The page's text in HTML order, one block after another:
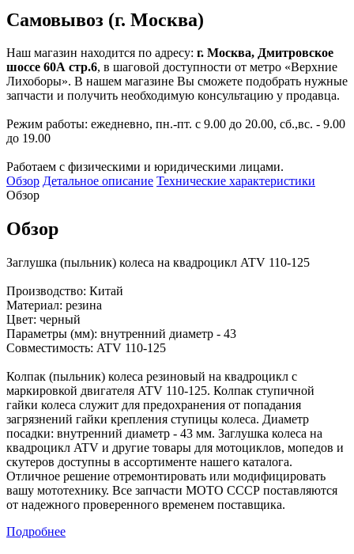
Самовывоз (г. Москва)
Наш магазин находится по адресу: г. Москва, Дмитровское
шоссе 60А стр.6, в шаговой доступности от метро «Верхние
Лихоборы». В нашем магазине Вы сможете подобрать нужные
запчасти и получить необходимую консультацию у продавца.
Режим работы: ежедневно, пн.-пт. с 9.00 до 20.00, сб.,вс. - 9.00
до 19.00
Работаем с физическими и юридическими лицами.
Обзор Детальное описание Технические характеристики
Обзор
Обзор
Заглушка (пыльник) колеса на квадроцикл ATV 110-125
Производство: Китай
Материал: резина
Цвет: черный
Параметры (мм): внутренний диаметр - 43
Совместимость: ATV 110-125
Колпак (пыльник) колеса резиновый на квадроцикл с
маркировкой двигателя ATV 110-125. Колпак ступичной
гайки колеса служит для предохранения от попадания
загрязнений гайки крепления ступицы колеса. Диаметр
посадки: внутренний диаметр - 43 мм. Заглушка колеса на
квадроцикл ATV и другие товары для мотоциклов, мопедов и
скутеров доступны в ассортименте нашего каталога.
Отличное решение отремонтировать или модифицировать
вашу мототехнику. Все запчасти МОТО СССР поставляются
от надежного проверенного временем поставщика.
Подробнее